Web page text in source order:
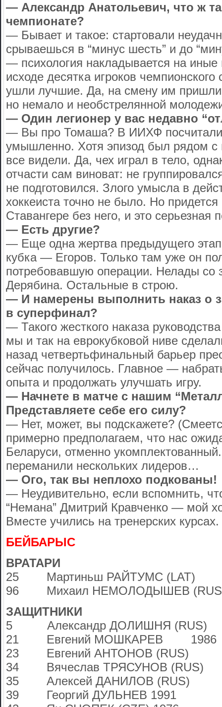
— Александр Анатольевич, что ж
чемпионате?
— Бывает и такое: стартовали
срываешься в “минус шесть” и до
— психология накладывается на
исходе десятка игроков
ушли лучшие. Да, на смену им
но немало и необстрелянной
— Один легионер у вас недавно
— Вы про Томаша? В ИИХФ
умышленно. Хотя эпизод был рядом
все видели. Да, чех играл в тело,
отчасти сам виноват: не
не подготовился. Злого умысла в
хоккеиста точно не было. Но придется
Ставангере без него, и это серьезная
— Есть другие?
— Еще одна жертва предыдущего
кубка — Егоров. Только там уже он
потребовавшую операции. Нелады со
Дерябина. Остальные в строю.
— И намерены выполнить наказ о
в суперфинал?
— Такого жесткого наказа
мы и так на еврокубковой ниве
назад четвертьфинальный барьер
сейчас получилось. Главное —
опыта и продолжать улучшать игру.
— Начнете в матче с нашим
Представляете себе его силу?
— Нет, может, вы подскажете?
примерно предполагаем, что нас
Беларуси, отменно
переманили нескольких лидеров…
— Ого, так вы неплохо подкованы!
— Неудивительно, если вспомнить,
“Немана” Дмитрий Кравченко — мой
Вместе учились на тренерских курсах.
БЕЙБАРЫС
ВРАТАРИ
25 Мартиньш РАЙТУМС (LAT)
96 Михаил НЕМОЛОДЫШЕВ
ЗАЩИТНИКИ
5 Александр ДОЛИШНЯ (RUS)
21 Евгений МОШКАРЕВ 1986
23 Евгений АНТОНОВ (RUS)
34 Вячеслав ТРЯСУНОВ
35 Алексей ДАНИЛОВ (RUS)
39 Георгий ДУЛЬНЕВ 1991